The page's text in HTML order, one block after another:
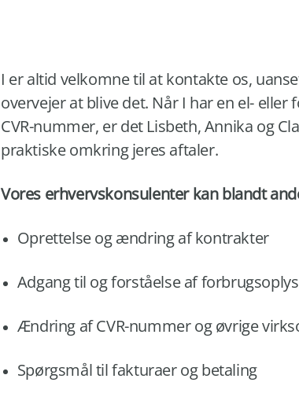
I er altid velkomne til at kontakte os,
overvejer at blive det. Når I har en el-
CVR-nummer, er det Lisbeth, Annika og
praktiske omkring jeres aftaler.
Vores erhvervskonsulenter kan blandt
Oprettelse og ændring af kontrakter
Adgang til og forståelse af
Ændring af CVR-nummer og øvrige
Spørgsmål til fakturaer og betaling